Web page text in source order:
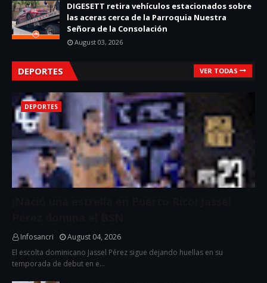
DIGESETT retira vehículos estacionados sobre
las aceras cerca de la Parroquia Nuestra
Señora de la Consolación
August 03, 2026
DEPORTES VER TODAS
DEPORTES
Infosancri
August 04, 2026
El escolta dominicano Jassel Pérez sigue dejando huellas en su
temporada de debut en e…